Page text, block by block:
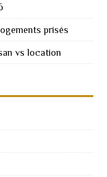
prisés
vs location